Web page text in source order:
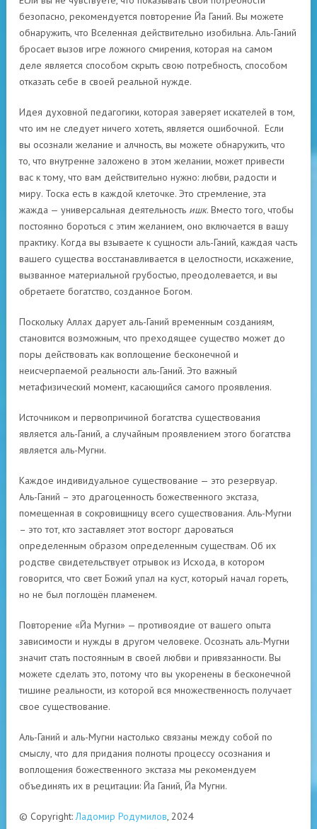
безопасно, рекомендуется повторение Йа Ганий. Вы можете
обнаружить, что Вселенная действительно изобильна. Аль-Ганий
бросает вызов игре ложного смирения, которая на самом
деле является способом скрыть свою потребность, способом
отказать себе в своей реальной нужде.
Идея духовной педагогики, которая заверяет искателей в том,
что им не следует ничего хотеть, является ошибочной. Если
вы осознали желание и алчность, вы можете обнаружить, что
то, что внутренне заложено в этом желании, может привести
вас к тому, что вам действительно нужно: любви, радости и
миру. Тоска есть в каждой клеточке. Это стремление, эта
жажда — универсальная деятельность ишк. Вместо того, чтобы
постоянно бороться с этим желанием, оно включается в вашу
практику. Когда вы взываете к сущности аль-Ганий, каждая часть
вашего существа восстанавливается в целостности, искажение,
вызванное материальной грубостью, преодолевается, и вы
обретаете богатство, созданное Богом.
Поскольку Аллах дарует аль-Ганий временным созданиям,
становится возможным, что преходящее существо может до
поры действовать как воплощение бесконечной и
неисчерпаемой реальности аль-Ганий. Это важный
метафизический момент, касающийся самого проявления.
Источником и первопричиной богатства существования
является аль-Ганий, а случайным проявлением этого богатства
является аль-Мугни.
Каждое индивидуальное существование — это резервуар.
Аль-Ганий – это драгоценность божественного экстаза,
помещенная в сокровищницу всего существования. Аль-Мугни
– это тот, кто заставляет этот восторг дароваться
определенным образом определенным существам. Об их
родстве свидетельствует отрывок из Исхода, в котором
говорится, что свет Божий упал на куст, который начал гореть,
но не был поглощён пламенем.
Повторение «Йа Мугни» — противоядие от вашего опыта
зависимости и нужды в другом человеке. Осознать аль-Мугни
значит стать постоянным в своей любви и привязанности. Вы
можете сделать это, потому что вы укоренены в бесконечной
тишине реальности, из которой вся множественность получает
свое существование.
Аль-Ганий и аль-Мугни настолько связаны между собой по
смыслу, что для придания полноты процессу осознания и
воплощения божественного экстаза мы рекомендуем
объединять их в рецитации: Йа Ганий, Йа Мугни.
© Copyright:Ладомир Родумилов, 2024